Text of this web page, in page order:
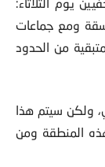
ومع جماعات
من الحدود
المنطقة ومن